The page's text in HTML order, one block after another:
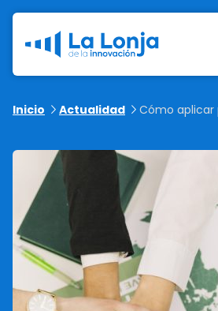
Inicio Actualidad Cómo